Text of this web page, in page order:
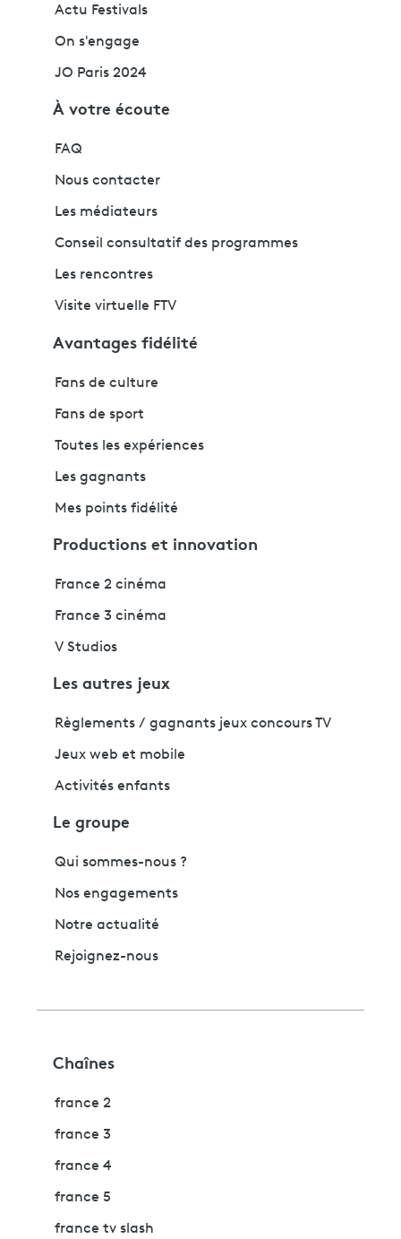
Actu Festivals
On s'engage
JO Paris 2024
À votre écoute
FAQ
Nous contacter
Les médiateurs
Conseil consultatif des programmes
Les rencontres
Visite virtuelle FTV
Avantages fidélité
Fans de culture
Fans de sport
Toutes les expériences
Les gagnants
Mes points fidélité
Productions et innovation
France 2 cinéma
France 3 cinéma
V Studios
Les autres jeux
Règlements / gagnants jeux concours TV
Jeux web et mobile
Activités enfants
Le groupe
Qui sommes-nous ?
Nos engagements
Notre actualité
Rejoignez-nous
Chaînes
france 2
france 3
france 4
france 5
france tv slash